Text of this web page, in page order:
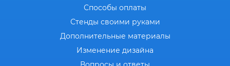
Способы оплаты
Стенды своими руками
Дополнительные материалы
Изменение дизайна